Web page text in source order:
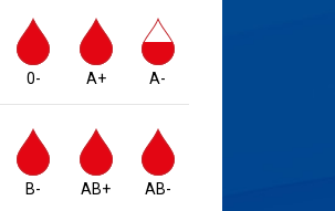
0- A+ A-
B- AB+ AB-